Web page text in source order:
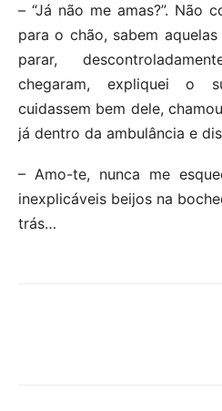
– “Já não me amas?”. Não
para o chão, sabem
parar,
chegaram, expliquei o
cuidassem bem dele,
já dentro da ambulância e
– Amo-te, nunca me
inexplicáveis beijos na
trás…